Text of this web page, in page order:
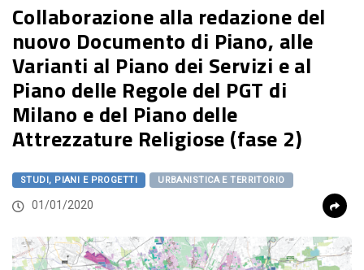
Collaborazione alla redazione del
nuovo Documento di Piano, alle
Varianti al Piano dei Servizi e al
Piano delle Regole del PGT di
Milano e del Piano delle
Attrezzature Religiose (fase 2)
STUDI, PIANI E PROGETTI URBANISTICA E TERRITORIO
01/01/2020